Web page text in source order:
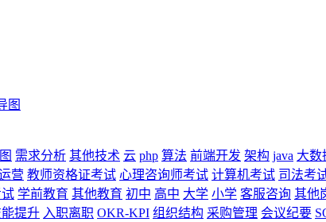
图
需求分析 其他技术 云 php 算法 前端开发 架构 java 大数
营 教师资格证考试 心理咨询师考试 计算机考试 司法考
学前教育 其他教育 初中 高中 大学 小学 客服咨询 其他
提升 入职离职 OKR-KPI 组织结构 采购管理 会议纪要